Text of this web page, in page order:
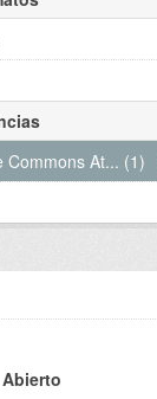
Commons At... (1)